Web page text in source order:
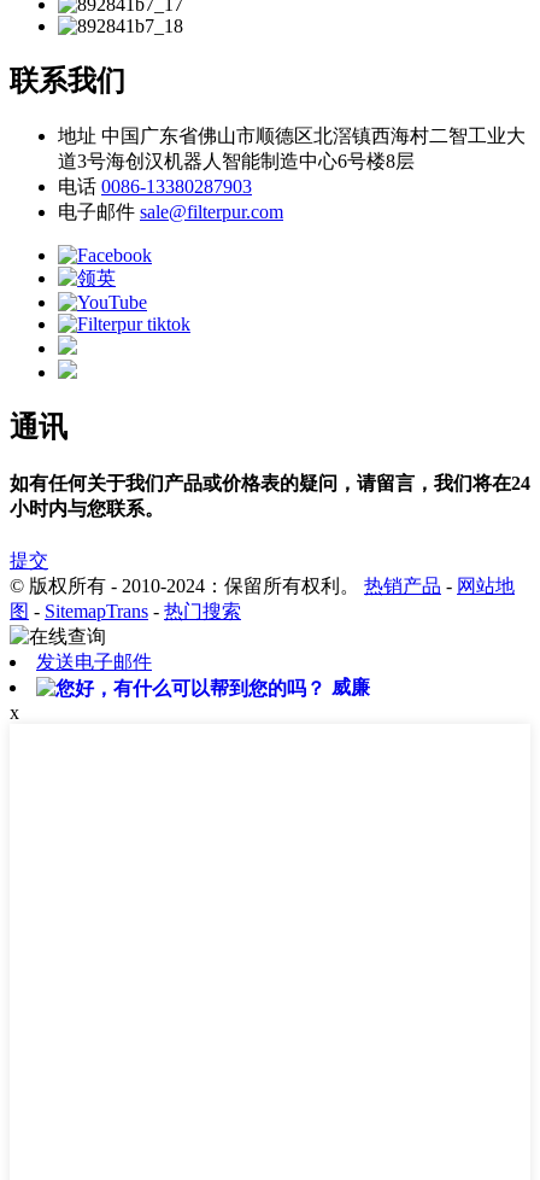
联系我们
地址 中国广东省佛山市顺德区北滘镇西海村二智工业大
道3号海创汉机器人智能制造中心6号楼8层
电话 0086-13380287903
电子邮件 sale@filterpur.com
通讯
如有任何关于我们产品或价格表的疑问，请留言，我们将在24
小时内与您联系。
提交
© 版权所有 - 2010-2024：保留所有权利。 热销产品 - 网站地
图 - SitemapTrans - 热门搜索
发送电子邮件
威廉
x